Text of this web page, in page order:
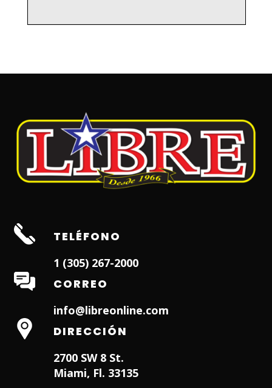
TELÉFONO
1 (305) 267-2000
CORREO
info@libreonline.com
DIRECCIÓN
2700 SW 8 St.
Miami, Fl. 33135